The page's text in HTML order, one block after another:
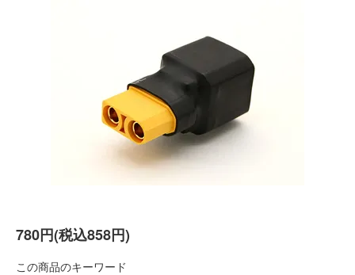
780円(税込858円)
この商品のキーワード